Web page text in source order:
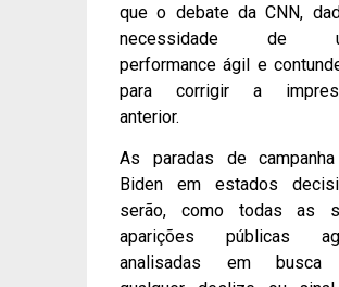
que o debate da CNN,
necessidade de
performance ágil e
para corrigir a
anterior.
As paradas de
Biden em estados
serão, como todas as
aparições públicas
analisadas em